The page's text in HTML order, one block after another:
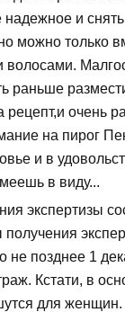
надежное и
можно только
волосами.
раньше
рецепт,и очень
на пирог
и в
в виду...
экспертизы
получения
не позднее 1
Кстати, в
для